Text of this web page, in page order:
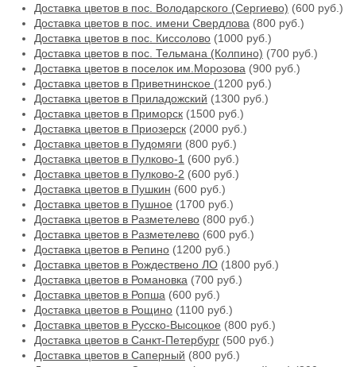
Доставка цветов в пос. Володарского (Сергиево) (600 руб.)
Доставка цветов в пос. имени Свердлова (800 руб.)
Доставка цветов в пос. Киссолово (1000 руб.)
Доставка цветов в пос. Тельмана (Колпино) (700 руб.)
Доставка цветов в поселок им.Морозова (900 руб.)
Доставка цветов в Приветнинское (1200 руб.)
Доставка цветов в Приладожский (1300 руб.)
Доставка цветов в Приморск (1500 руб.)
Доставка цветов в Приозерск (2000 руб.)
Доставка цветов в Пудомяги (800 руб.)
Доставка цветов в Пулково-1 (600 руб.)
Доставка цветов в Пулково-2 (600 руб.)
Доставка цветов в Пушкин (600 руб.)
Доставка цветов в Пушное (1700 руб.)
Доставка цветов в Разметелево (800 руб.)
Доставка цветов в Разметелево (600 руб.)
Доставка цветов в Репино (1200 руб.)
Доставка цветов в Рождествено ЛО (1800 руб.)
Доставка цветов в Романовка (700 руб.)
Доставка цветов в Ропша (600 руб.)
Доставка цветов в Рощино (1100 руб.)
Доставка цветов в Русско-Высоцкое (800 руб.)
Доставка цветов в Санкт-Петербург (500 руб.)
Доставка цветов в Саперный (800 руб.)